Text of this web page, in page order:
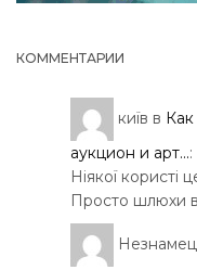
КОММЕНТАРИИ
київ в
аукцион и арт...:
Ніякої користі
Просто шлюхи
Незнамец